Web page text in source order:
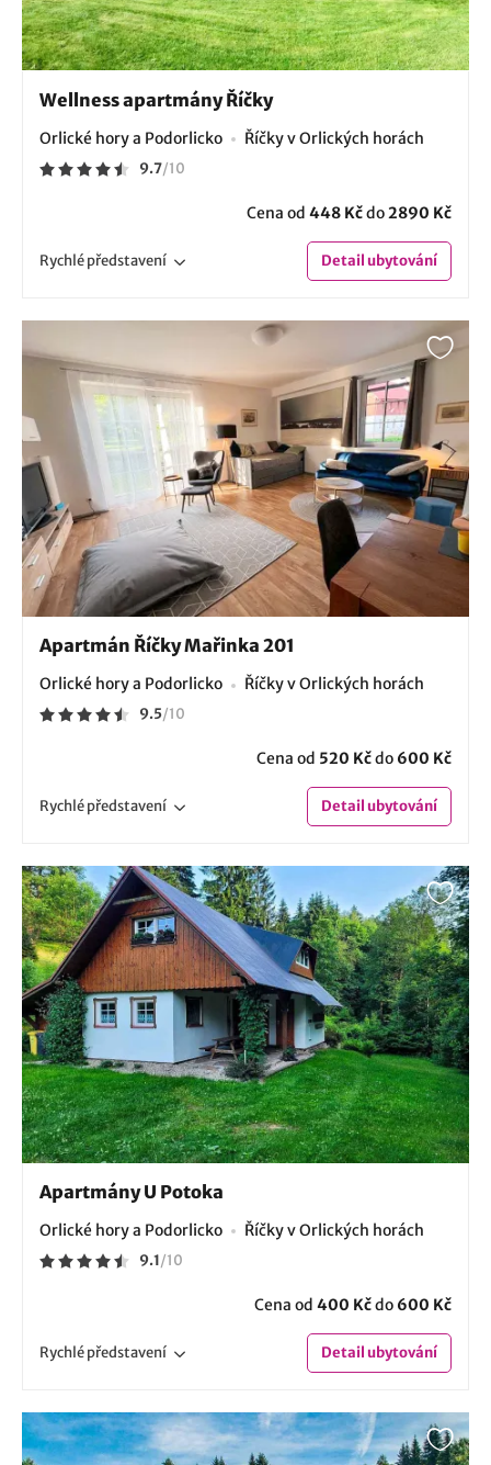
Wellness apartmány Říčky
Orlické hory a Podorlicko Říčky v Orlických horách
9.7/10
Cena od 448 Kčdo 2890 Kč
Rychlépředstavení Detailubytování
Apartmán Říčky Mařinka 201
Orlické hory a Podorlicko Říčky v Orlických horách
9.5/10
Cena od 520 Kčdo 600 Kč
Rychlépředstavení Detailubytování
Apartmány U Potoka
Orlické hory a Podorlicko Říčky v Orlických horách
9.1/10
Cena od 400 Kčdo 600 Kč
Rychlépředstavení Detailubytování